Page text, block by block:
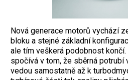
Nová generace motorů vychází
bloku a stejné základní
ale tím veškerá podobnost
spočívá v tom, že sběrná potrubí
vedou samostatně až k